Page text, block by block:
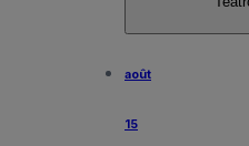
août
15